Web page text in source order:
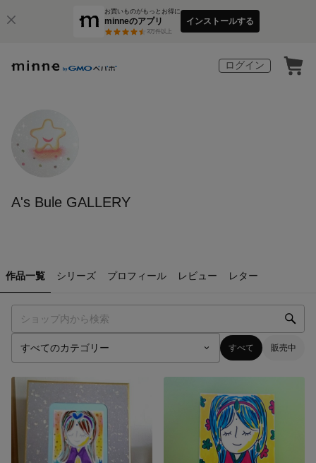
お買いものがもっとお得に
minneのアプリ
3万件以上
インストールする
ログイン
A's Bule GALLERY
作品一覧 シリーズ プロフィール レビュー レター
すべて 販売中